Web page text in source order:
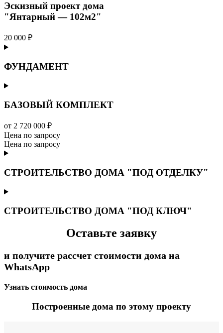
Эскизный проект дома
"Янтарный — 102м2"
20 000 ₽
ФУНДАМЕНТ
БАЗОВЫЙ КОМПЛЕКТ
от 2 720 000 ₽
Цена по запросу
Цена по запросу
СТРОИТЕЛЬСТВО ДОМА "ПОД ОТДЕЛКУ"
СТРОИТЕЛЬСТВО ДОМА "ПОД КЛЮЧ"
Оставьте заявку
и получите рассчет стоимости дома на
WhatsApp
Узнать стоимость дома
Построенные дома по этому проекту